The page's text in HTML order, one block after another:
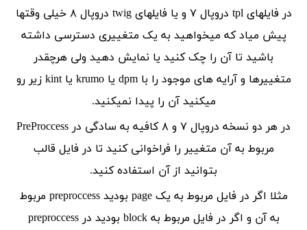
در فایلهای tpl دروپال ۷ و یا فایلهای twig دروپال ۸ خیلی وقتها
پیش میاد که میخواهید به یک متغییری دسترسی داشته
باشید تا آن را چک کنید یا نمایش دهید ولی هرچقدر
متغییرها و آرایه های موجود را با dpm یا krumo یا kint زیر رو
میکنید آن را پیدا نمی‎کنید.
در هر دو نسخه دروپال ۷ و ۸ کافیه به سادگی در PreProccess
مربوط به آن متغییر را فراخوانی کنید تا در فایل قالب
بتوانید از آن استفاده کنید.
مثلا اگر در فایل مربوط به یک page بودید preproccess مربوط
به آن و اگر در فایل مربوط به block بودید در preproccess